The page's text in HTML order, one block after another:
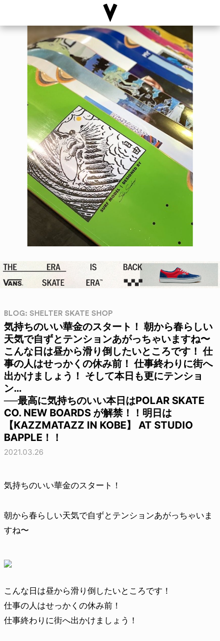
BLOG: SHELTER SKATE SHOP
気持ちのいい華金のスタート！ 朝から春らしい
天気で自ずとテンションあがっちゃいますね〜
こんな日は昼から滑り倒したいところです！ 仕
事の人はせっかくの休み前！ 仕事終わりに街へ
出かけましょう！ そして本日も更にテンショ
ン…
──最高に気持ちのいい本日はPOLAR SKATE
CO. NEW BOARDS が解禁！！明日は
【KAZZMATAZZ IN KOBE】 AT STUDIO
BAPPLE！！
2021.03.26
気持ちのいい華金のスタート！
朝から春らしい天気で自ずとテンションあがっちゃいま
すね〜
こんな日は昼から滑り倒したいところです！
仕事の人はせっかくの休み前！
仕事終わりに街へ出かけましょう！